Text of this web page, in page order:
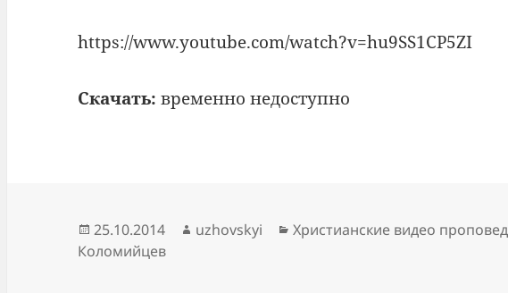
https://www.youtube.com/watch?v=hu9SS1CP5ZI
Скачать: временно недоступно
Опубликовано
25.10.2014 Автор
uzhovskyi Рубрики
Христианские видео
Коломийцев